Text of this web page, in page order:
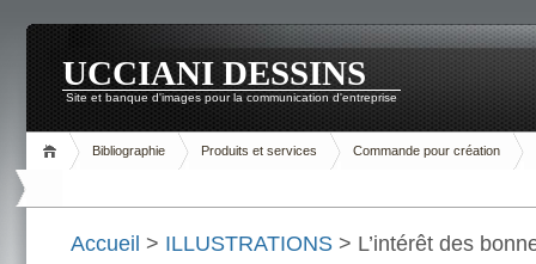
UCCIANI DESSINS
Site et banque d'images pour la communication d'entreprise
Bibliographie Produits et services Commande pour création
Accueil > ILLUSTRATIONS > L’intérêt des